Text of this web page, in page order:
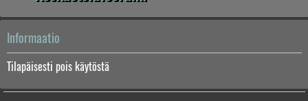
Informaatio
Tilapäisesti pois käytöstä